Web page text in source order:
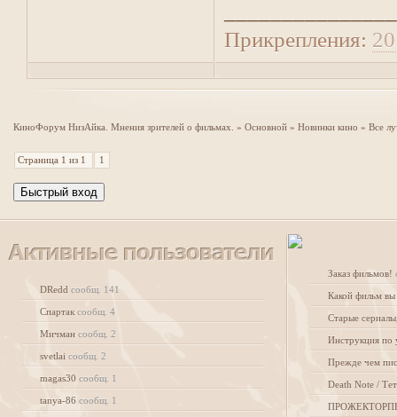
Прикрепления:
КиноФорум НизАйка. Мнения зрителей о фильмах. » Основной » Новинки кино » Все
Страница 1 из 1 1
DRedd сообщ. 141
Спартак сообщ. 4
Мичман сообщ. 2
svetlai сообщ. 2
magas30 сообщ. 1
tanya-86 сообщ. 1
Заказ фильмов!
Какой фильм
Инструкция по
Death Note /